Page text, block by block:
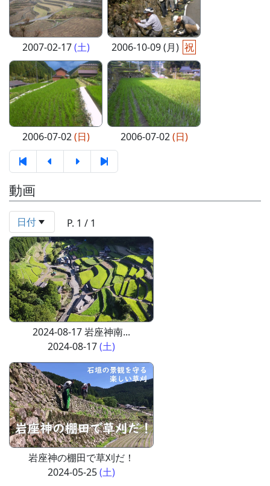
2007-02-17(土) 2006-10-09 (月) 祝
2006-07-02(日) 2006-07-02(日)
動画
日付 P. 1 / 1
2024-08-17 岩座神南...
2024-08-17(土)
岩座神の棚田で草刈だ！
2024-05-25(土)